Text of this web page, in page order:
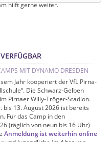
hilft gerne weiter.
MIT DYNAMO DRESDEN
Jahr kooperiert der VfL Pirna-
Die Schwarz-Gelben
Pirnaer Willy-Tröger-Stadion.
bis 13. August 2026 ist bereits
Für das Camp in den
(täglich von neun bis 16 Uhr)
Anmeldung ist weiterhin online